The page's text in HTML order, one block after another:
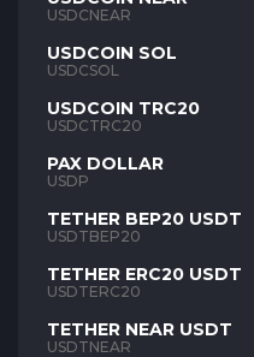
USDCNEAR
USDCOIN SOL
USDCSOL
USDCOIN TRC20
USDCTRC20
PAX DOLLAR
USDP
TETHER BEP20 USDT
USDTBEP20
TETHER ERC20 USDT
USDTERC20
TETHER NEAR USDT
USDTNEAR